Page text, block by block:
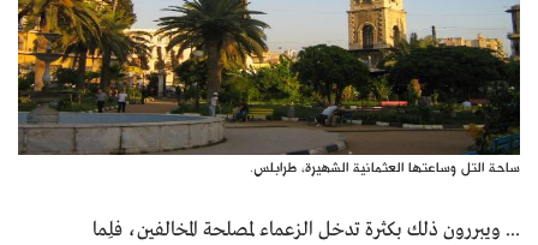
ساحة التل وساعتها العثمانية الشهيرة، طرابلس.
... ويبررون ذلك بكثرة تدخل الزعماء لمصلحة المخالفين، فلِما